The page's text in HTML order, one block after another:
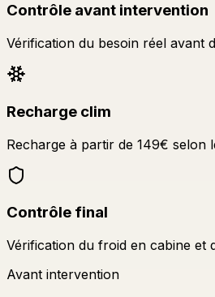
Contrôle avant intervention
Vérification du besoin réel avant
Recharge clim
Recharge à partir de 149€ selon
Contrôle final
Vérification du froid en cabine et
Avant intervention